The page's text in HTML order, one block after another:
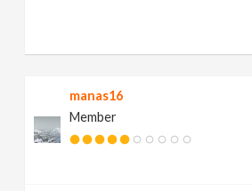
manas16
Member